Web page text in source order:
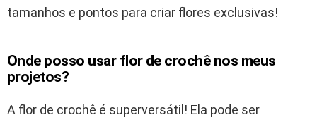
tamanhos e pontos para criar flores exclusivas!
Onde posso usar flor de crochê nos meus
projetos?
A flor de crochê é superversátil! Ela pode ser